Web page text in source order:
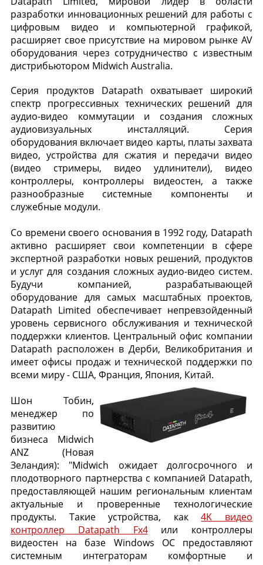
разработки инновационных решений для работы с
цифровым видео и компьютерной графикой,
расширяет свое присутствие на мировом рынке AV
оборудования через сотрудничество с известным
дистрибьютором Midwich Australia.
Серия продуктов Datapath охватывает широкий
спектр прогрессивных технических решений для
аудио-видео коммутации и создания сложных
аудиовизуальных инсталляций. Серия
оборудования включает видео карты, платы захвата
видео, устройства для сжатия и передачи видео
(видео стримеры, видео удлинители), видео
контроллеры, контроллеры видеостен, а также
разнообразные системные компоненты и
служебные модули.
Со времени своего основания в 1992 году, Datapath
активно расширяет свои компетенции в сфере
экспертной разработки новых решений, продуктов
и услуг для создания сложных аудио-видео систем.
Будучи компанией, разрабатывающей
оборудование для самых масштабных проектов,
Datapath Limited обеспечивает непревзойденный
уровень сервисного обслуживания и технической
поддержки клиентов. Центральный офис компании
Datapath расположен в Дерби, Великобритания и
имеет офисы продаж и технической поддержки по
всеми миру - США, Франция, Япония, Китай.
Шон Тобин,
менеджер по
развитию
бизнеса Midwich
ANZ (Новая
Зеландия): "Midwich ожидает долгосрочного и
плодотворного партнерства с компанией Datapath,
предоставляющей нашим региональным клиентам
актуальные и проверенные технологические
продукты. Такие устройства, как4K видео
контроллер Datapath Fx4
или контроллеры
видеостен на базе Windows ОС предоставляют
системным интеграторам комфортные и